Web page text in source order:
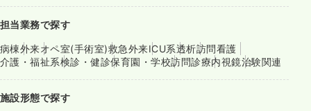
担当業務で探す
病棟外来オペ室(手術室)救急外来ICU系透析訪問看護
介護・福祉系検診・健診保育園・学校訪問診療内視鏡治験関連
施設形態で探す